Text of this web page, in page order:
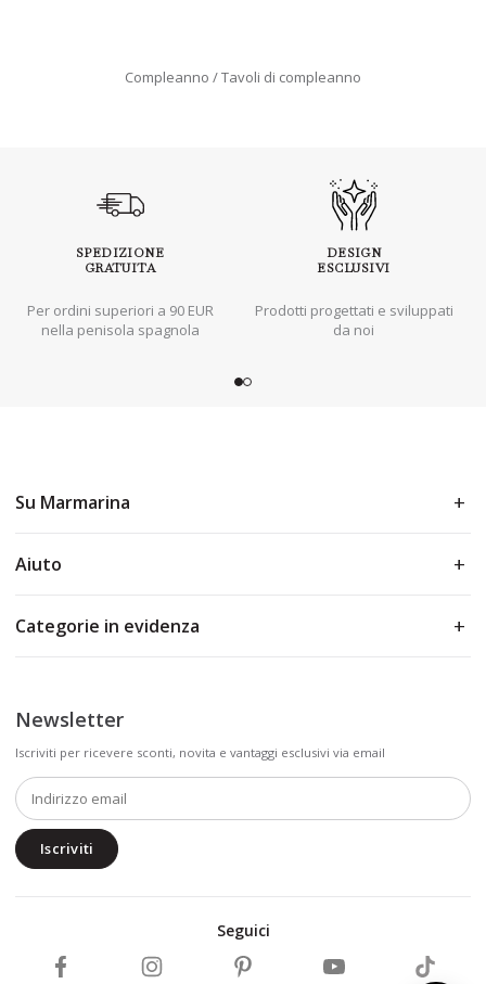
Compleanno Tavoli di compleanno
SPEDIZIONE
GRATUITA
Per ordini superiori a 90 EUR
nella penisola spagnola
DESIGN
ESCLUSIVI
Prodotti progettati e sviluppati
da noi
Su Marmarina
Aiuto
Categorie in evidenza
Newsletter
Iscriviti per ricevere sconti, novita e vantaggi esclusivi via email
Iscriviti
Seguici
Segui Marmarina su Facebook
Segui Marmarina su Instagram
Segui Marmarina su Pinterest
Segui Marmarina su
Segui